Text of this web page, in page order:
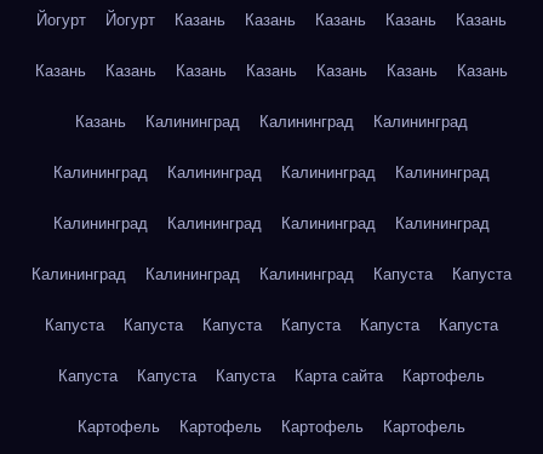
Йогурт Йогурт Казань Казань Казань Казань Казань
Казань Казань Казань Казань Казань Казань Казань
Казань Калининград Калининград Калининград
Калининград Калининград Калининград Калининград
Калининград Калининград Калининград Калининград
Калининград Калининград Калининград Капуста Капуста
Капуста Капуста Капуста Капуста Капуста Капуста
Капуста Капуста Капуста Карта сайта Картофель
Картофель Картофель Картофель Картофель